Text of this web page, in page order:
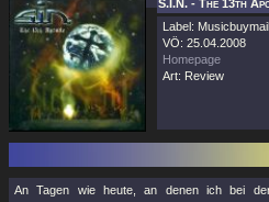
S.I.N. - The 13th
Label: Musicbuymail
VÖ: 25.04.2008
Homepage
Art: Review
An Tagen wie heute, an denen ich bei